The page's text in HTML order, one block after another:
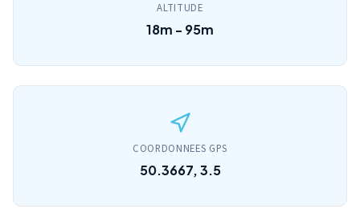
ALTITUDE
18m - 95m
COORDONNEES GPS
50.3667, 3.5